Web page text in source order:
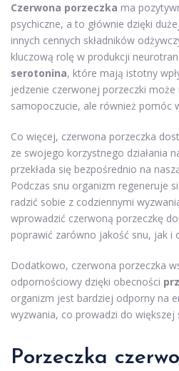
Czerwona porzeczka ma
psychiczne, a to głównie dzięki
innych cennych składników
kluczową rolę w produkcji
serotonina, które mają istotny
jedzenie czerwonej porzeczki
samopoczucie, ale również pomóc
Co więcej, czerwona porzeczka
ze swojego korzystnego działania
przekłada się bezpośrednio na
Podczas snu organizm regeneruje
radzić sobie z codziennymi
wprowadzić czerwoną porzeczkę
poprawić zarówno jakość snu, jak i
Dodatkowo, czerwona porzeczka
odpornościowy dzięki obecności
organizm jest bardziej odporny na
wyzwania, co prowadzi do większej
Porzeczka